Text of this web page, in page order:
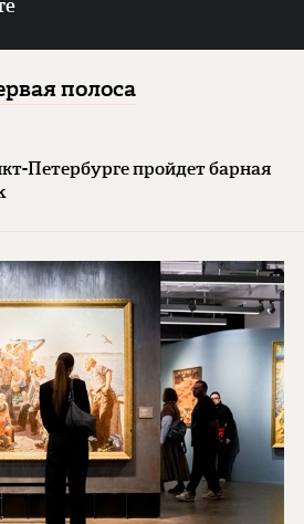
полоса
Петербурге пройдет барная